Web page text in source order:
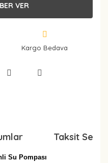
VER
Kargo Bedava
Taksit
Su Pompası